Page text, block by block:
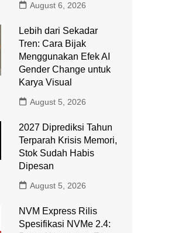
August 6, 2026
Lebih dari Sekadar
Tren: Cara Bijak
Menggunakan Efek AI
Gender Change untuk
Karya Visual
August 5, 2026
2027 Diprediksi Tahun
Terparah Krisis Memori,
Stok Sudah Habis
Dipesan
August 5, 2026
NVM Express Rilis
Spesifikasi NVMe 2.4: